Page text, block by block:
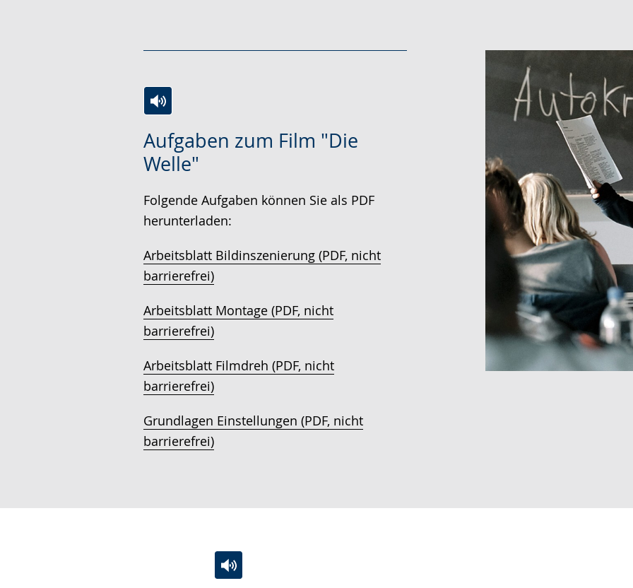
Aufgaben zum Film "Die
Welle"
Leichten
Sprache
Audio-
Unterstützung.
Video
in
Gebärdensprache
wird
angezeigt.
Folgende Aufgaben können Sie als PDF
herunterladen:
Arbeitsblatt Bildinszenierung (PDF, nicht
barrierefrei)
Arbeitsblatt Montage (PDF, nicht
barrierefrei)
Arbeitsblatt Filmdreh (PDF, nicht
barrierefrei)
Grundlagen Einstellungen (PDF, nicht
barrierefrei)